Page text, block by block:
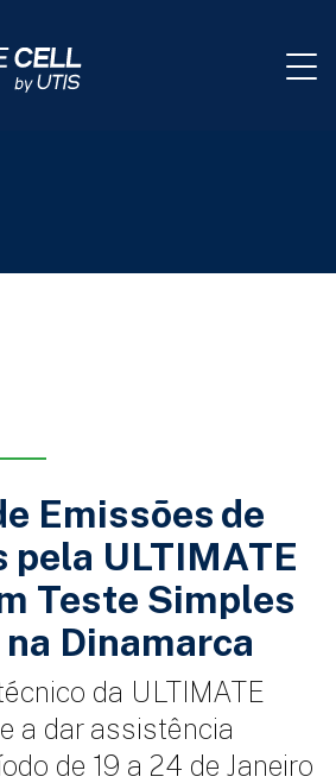
Emissões de
ULTIMATE
Teste Simples
Dinamarca
da ULTIMATE
a dar assistência
de 19 a 24 de Janeiro